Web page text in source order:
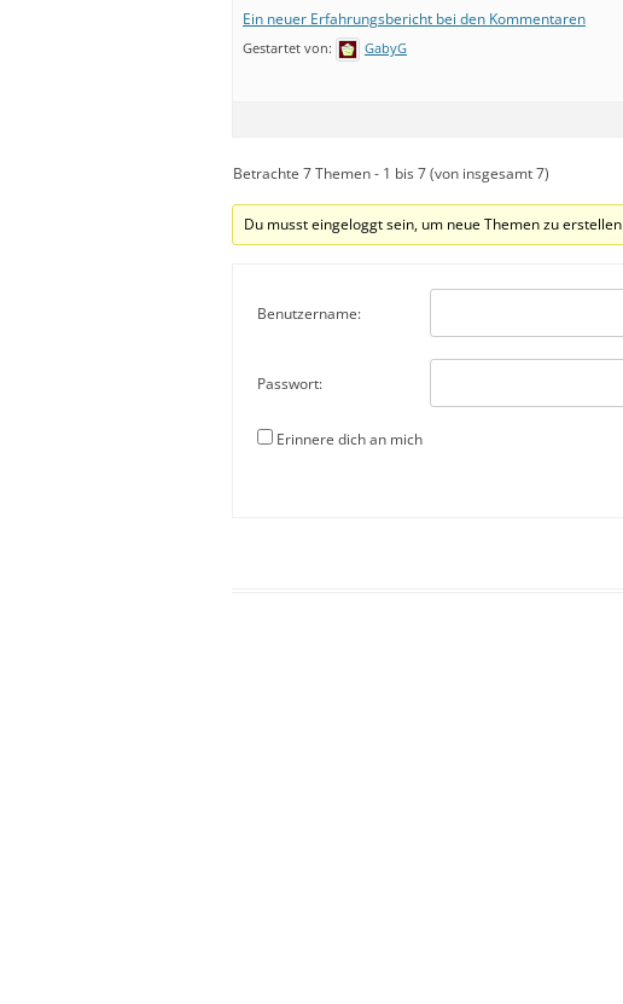
Ein neuer Erfahrungsbericht bei den Kommentaren
Gestartet von: GabyG
Betrachte 7 Themen - 1 bis 7 (von insgesamt 7)
Du musst eingeloggt sein, um neue Themen zu erstellen
Benutzername:
Passwort:
Erinnere dich an mich